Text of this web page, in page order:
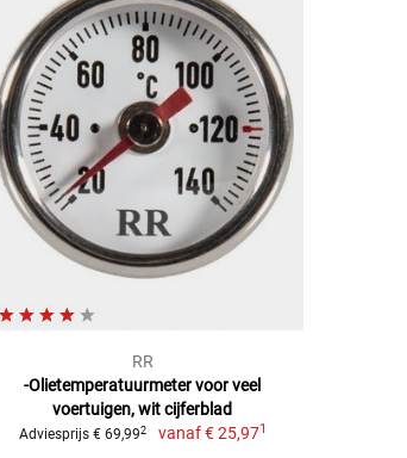
RR
-Olietemperatuurmeter voor veel
voertuigen, wit cijferblad
Adviesprijs € 69,992 vanaf€ 25,971